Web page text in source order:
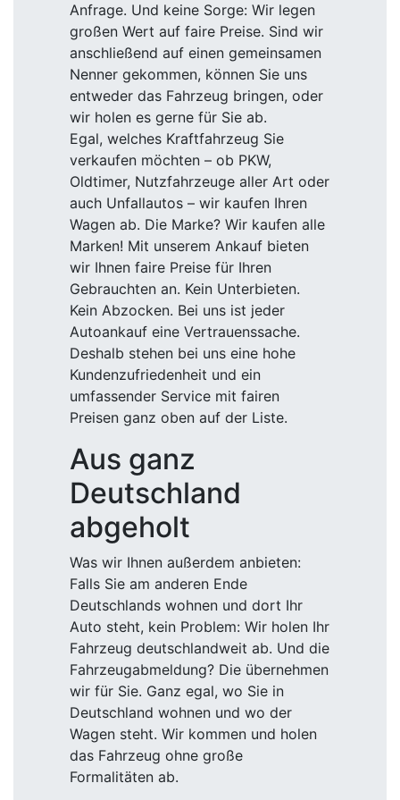
Anfrage. Und keine Sorge: Wir legen
großen Wert auf faire Preise. Sind wir
anschließend auf einen gemeinsamen
Nenner gekommen, können Sie uns
entweder das Fahrzeug bringen, oder
wir holen es gerne für Sie ab.
Egal, welches Kraftfahrzeug Sie
verkaufen möchten – ob PKW,
Oldtimer, Nutzfahrzeuge aller Art oder
auch Unfallautos – wir kaufen Ihren
Wagen ab. Die Marke? Wir kaufen alle
Marken! Mit unserem Ankauf bieten
wir Ihnen faire Preise für Ihren
Gebrauchten an. Kein Unterbieten.
Kein Abzocken. Bei uns ist jeder
Autoankauf eine Vertrauenssache.
Deshalb stehen bei uns eine hohe
Kundenzufriedenheit und ein
umfassender Service mit fairen
Preisen ganz oben auf der Liste.
Aus ganz
Deutschland
abgeholt
Was wir Ihnen außerdem anbieten:
Falls Sie am anderen Ende
Deutschlands wohnen und dort Ihr
Auto steht, kein Problem: Wir holen Ihr
Fahrzeug deutschlandweit ab. Und die
Fahrzeugabmeldung? Die übernehmen
wir für Sie. Ganz egal, wo Sie in
Deutschland wohnen und wo der
Wagen steht. Wir kommen und holen
das Fahrzeug ohne große
Formalitäten ab.